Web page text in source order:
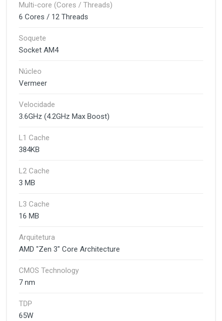
Multi-core (Cores / Threads)
6 Cores / 12 Threads
Soquete
Socket AM4
Núcleo
Vermeer
Velocidade
3.6GHz (4.2GHz Max Boost)
L1 Cache
384KB
L2 Cache
3 MB
L3 Cache
16 MB
Arquitetura
AMD "Zen 3" Core Architecture
CMOS Technology
7 nm
TDP
65W